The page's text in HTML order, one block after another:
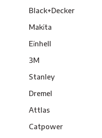
Black+Decker
Maki̇ta
Ei̇nhell
3M
Stanley
Dremel
Attlas
Catpower